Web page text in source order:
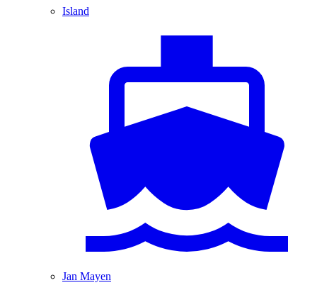
Island
Jan Mayen